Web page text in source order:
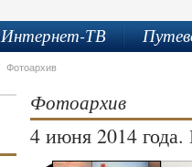
Интернет-ТВ
Фотоархив
Фотоархив
4 июня 2014
1 фотографий